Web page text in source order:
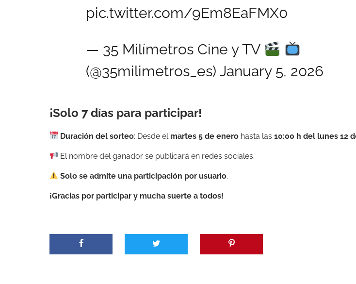
pic.twitter.com/9Em8EaFMX0
— 35 Milímetros Cine y TV
(@35milimetros_es) January 5, 2026
¡Solo 7 días para participar!
Duración del sorteo: Desde el martes 5 de enero hasta las10:00 h del lunes 12
El nombre del ganador se publicará en redes sociales.
Solo se admite una participación por usuario.
¡Gracias por participar y mucha suerte a todos!